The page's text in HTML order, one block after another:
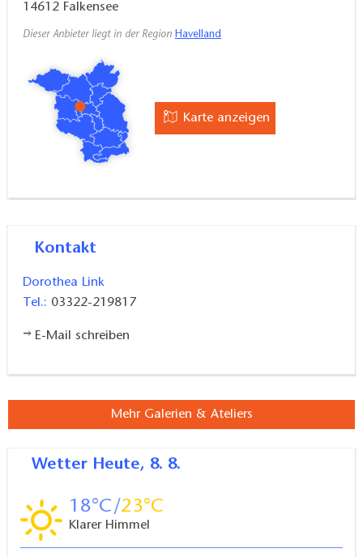
14612 Falkensee
Dieser Anbieter liegt in der Region Havelland
Karte anzeigen
Kontakt
Dorothea Link
Tel.: 03322-219817
E-Mail schreiben
Mehr Galerien & Ateliers
Wetter Heute, 8. 8.
18 23
Klarer Himmel